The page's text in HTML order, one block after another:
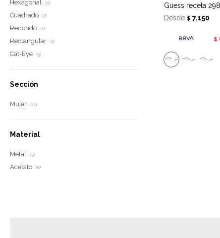
Guess receta
Desde $ 7.150
$
Hexagonal (2)
Cuadrado (2)
Redondo (1)
Rectangular (1)
Cat-Eye (5)
Sección
Mujer (11)
Material
Metal (5)
Acetato (6)